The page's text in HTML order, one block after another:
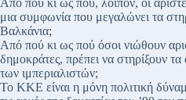
Από πού κι ως πού, λοιπόν, οι
μια συμφωνία που μεγαλώνει τα
Βαλκάνια;
Από πού κι ως πού όσοι νιώθουν
δημοκράτες, πρέπει να στηρίξουν
των ιμπεριαλιστών;
Το ΚΚΕ είναι η μόνη πολιτική